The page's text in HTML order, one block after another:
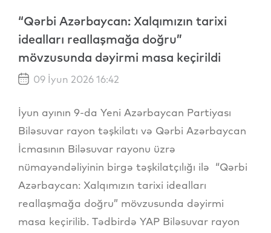
“Qərbi Azərbaycan: Xalqımızın tarixi
idealları reallaşmağa doğru”
mövzusunda dəyirmi masa keçirildi
09 İyun 2026 16:42
İyun ayının 9-da Yeni Azərbaycan Partiyası
Biləsuvar rayon təşkilatı və Qərbi Azərbaycan
İcmasının Biləsuvar rayonu üzrə
nümayəndəliyinin birgə təşkilatçılığı ilə “Qərbi
Azərbaycan: Xalqımızın tarixi idealları
reallaşmağa doğru” mövzusunda dəyirmi
masa keçirilib. Tədbirdə YAP Biləsuvar rayon